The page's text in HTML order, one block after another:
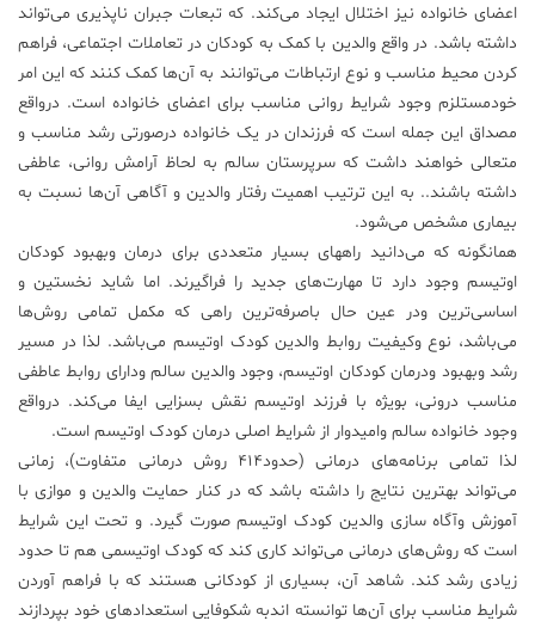
عکس
پادکست
مجله
فرهنگی
و
هنری
اعضای خانواده نیز اختلال ایجاد می‌کند. که تبعات جبران ناپذیری می‌تواند
داشته باشد. در واقع والدین با کمک به کودکان در تعاملات اجتماعی، فراهم
کردن محیط مناسب و نوع ارتباطات می‌توانند به آن‌ها کمک کنند که این امر
خودمستلزم وجود شرایط روانی مناسب برای اعضای خانواده است. درواقع
مصداق این جمله است که فرزندان در یک خانواده درصورتی رشد مناسب و
متعالی خواهند داشت که سرپرستان سالم به لحاظ آرامش روانی، عاطفی
داشته باشند.. به این ترتیب اهمیت رفتار والدین و آگاهی آن‌ها نسبت به
بیماری مشخص می‌شود.
همانگونه که می‌دانید راههای بسیار متعددی برای درمان وبهبود کودکان
اوتیسم وجود دارد تا مهارت‌های جدید را فراگیرند. اما شاید نخستین و
اساسی‌ترین ودر عین حال باصرفه‌ترین راهی که مکمل تمامی روش‌ها
می‌باشد، نوع وکیفیت روابط والدین کودک اوتیسم می‌باشد. لذا در مسیر
رشد وبهبود ودرمان کودکان اوتیسم، وجود والدین سالم ودارای روابط عاطفی
مناسب درونی، بویژه با فرزند اوتیسم نقش بسزایی ایفا می‌کند. درواقع
وجود خانواده سالم وامیدوار از شرایط اصلی درمان کودک اوتیسم است.
لذا تمامی برنامه‌های درمانی (حدود۴۱۴ روش درمانی متفاوت)، زمانی
می‌تواند بهترین نتایج را داشته باشد که در کنار حمایت والدین و موازی با
آموزش وآگاه سازی والدین کودک اوتیسم صورت گیرد. و تحت این شرایط
است که روش‌های درمانی می‌تواند کاری کند که کودک اوتیسمی هم تا حدود
زیادی رشد کند. شاهد آن، بسیاری از کودکانی هستند که با فراهم آوردن
شرایط مناسب برای آن‌ها توانسته اندبه شکوفایی استعداد‌های خود بپردازند